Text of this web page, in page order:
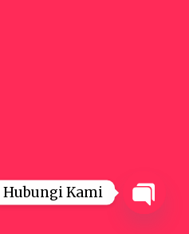
Hubungi Kami